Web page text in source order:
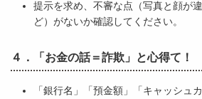
提示を求め、不審な点（写真と顔が
ど）がないか確認してください。
４．「お金の話＝詐欺」と心得て！
「銀行名」「預金額」「キャッシュ